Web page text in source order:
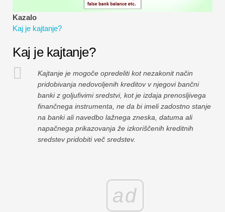
Vadnice za finančno modeliranje
Polna oblika
Vadnice za obvladovanje tveganj
Kazalo
Kaj je kajtanje?
Kaj je kajtanje?
Kajtanje je mogoče opredeliti kot nezakonit način
pridobivanja nedovoljenih kreditov v njegovi bančni
banki z goljufivimi sredstvi, kot je izdaja prenosljivega
finančnega instrumenta, ne da bi imeli zadostno stanje
na banki ali navedbo lažnega zneska, datuma ali
napačnega prikazovanja že izkoriščenih kreditnih
sredstev pridobiti več sredstev.
ad